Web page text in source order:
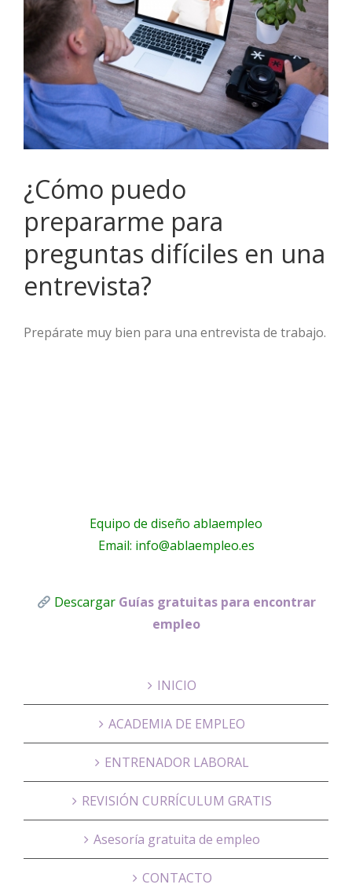
¿Cómo puedo
prepararme para
preguntas difíciles en una
entrevista?
Prepárate muy bien para una entrevista de trabajo.
Equipo de diseño ablaempleo
Email: info@ablaempleo.es
Descargar Guías gratuitas para encontrar
empleo
INICIO
ACADEMIA DE EMPLEO
ENTRENADOR LABORAL
REVISIÓN CURRÍCULUM GRATIS
Asesoría gratuita de empleo
CONTACTO